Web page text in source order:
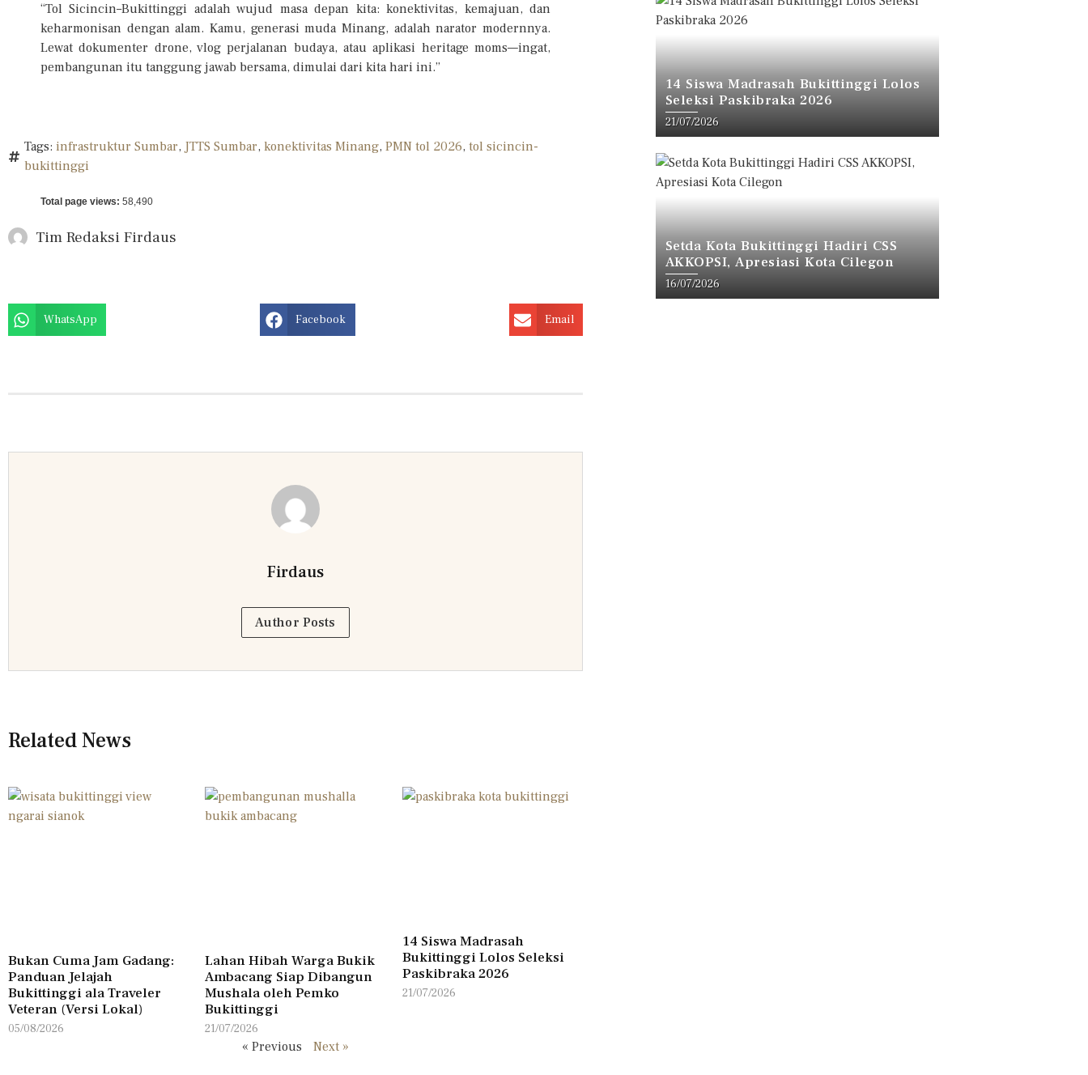
“Tol Sicincin–Bukittinggi adalah wujud masa depan kita: konektivitas, kemajuan, dan
keharmonisan dengan alam. Kamu, generasi muda Minang, adalah narator modernnya.
Lewat dokumenter drone, vlog perjalanan budaya, atau aplikasi heritage moms—ingat,
pembangunan itu tanggung jawab bersama, dimulai dari kita hari ini.”
Tags: infrastruktur Sumbar, JTTS Sumbar, konektivitas Minang, PMN tol 2026, tol sicincin-
bukittinggi
Total page views: 58,490
Tim Redaksi Firdaus
WhatsApp Facebook Email
Firdaus
Author Posts
Related News
Bukan Cuma Jam Gadang:
Panduan Jelajah
Bukittinggi ala Traveler
Veteran (Versi Lokal)
05/08/2026
Lahan Hibah Warga Bukik
Ambacang Siap Dibangun
Mushala oleh Pemko
Bukittinggi
21/07/2026
14 Siswa Madrasah
Bukittinggi Lolos Seleksi
Paskibraka 2026
21/07/2026
« Previous Next »
14 Siswa Madrasah Bukittinggi Lolos
Seleksi Paskibraka 2026
21/07/2026
Setda Kota Bukittinggi Hadiri CSS
AKKOPSI, Apresiasi Kota Cilegon
16/07/2026